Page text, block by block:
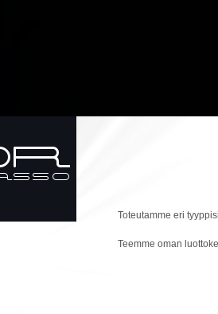
Toteutamme eri
Teemme oman